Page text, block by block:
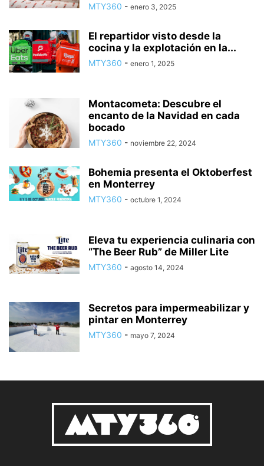
MTY360 - enero 3, 2025
El repartidor visto desde la
cocina y la explotación en la...
MTY360 - enero 1, 2025
Montacometa: Descubre el
encanto de la Navidad en cada
bocado
MTY360 - noviembre 22, 2024
Bohemia presenta el Oktoberfest
en Monterrey
MTY360 - octubre 1, 2024
Eleva tu experiencia culinaria con
“The Beer Rub” de Miller Lite
MTY360 - agosto 14, 2024
Secretos para impermeabilizar y
pintar en Monterrey
MTY360 - mayo 7, 2024